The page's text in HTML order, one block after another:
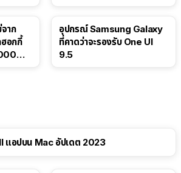
าก
อกกี้
อุปกรณ์ Samsung Galaxy
ที่คาดว่าจะรองรับ One UI
9.5
แอปบน Mac อัปเดต 2023